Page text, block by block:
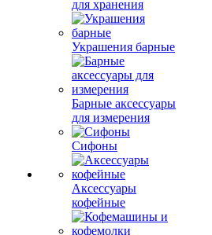
для хранения
Украшения барные
Барные аксессуары
для измерения
Сифоны
Аксессуары
кофейные